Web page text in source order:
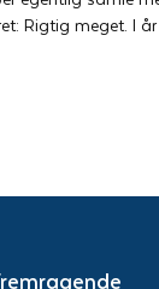
Rigtig meget. I